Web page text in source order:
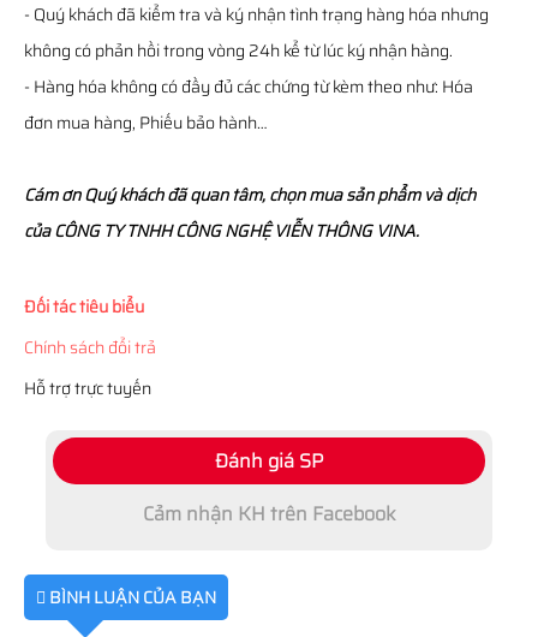
- Quý khách đã kiểm tra và ký nhận tình trạng hàng hóa nhưng
không có phản hồi trong vòng 24h kể từ lúc ký nhận hàng.
- Hàng hóa không có đầy đủ các chứng từ kèm theo như: Hóa
đơn mua hàng, Phiếu bảo hành…
Cám ơn Quý khách đã quan tâm, chọn mua sản phẩm và dịch
của CÔNG TY TNHH CÔNG NGHỆ VIỄN THÔNG VINA.
Đối tác tiêu biểu
Chính sách đổi trả
Hỗ trợ trực tuyến
Đánh giá SP
Cảm nhận KH trên Facebook
BÌNH LUẬN CỦA BẠN